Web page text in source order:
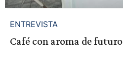
ENTREVISTA
Café con aroma de futuro